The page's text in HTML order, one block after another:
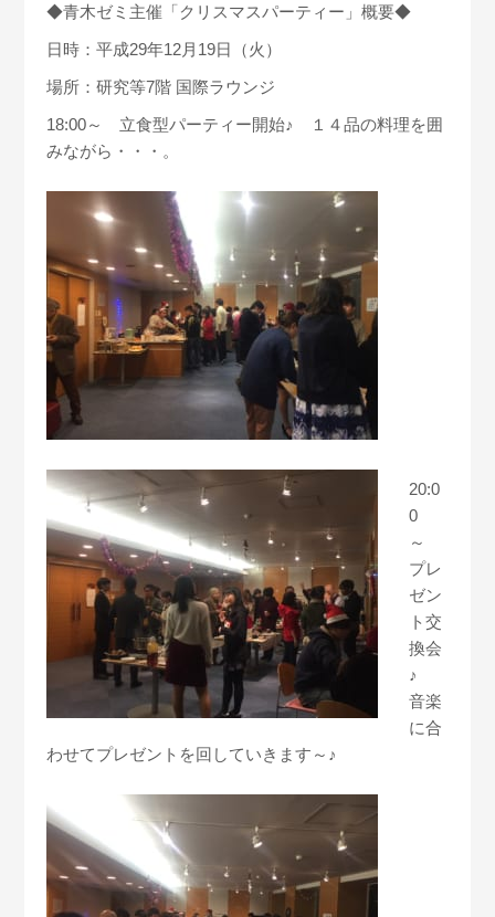
◆青木ゼミ主催「クリスマスパーティー」概要◆
日時：平成29年12月19日（火）
場所：研究等7階 国際ラウンジ
18:00～ 立食型パーティー開始♪ １４品の料理を囲
みながら・・・。
20:0
0
～
プレ
ゼン
ト交
換会
♪
音楽
に合
わせてプレゼントを回していきます～♪